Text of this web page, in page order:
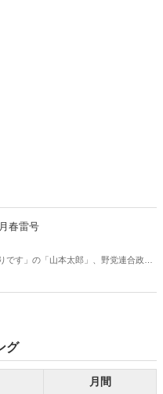
春雷号
です」の「山本太郎」、野党連合政権
、無能の帝王「習近平」、主権を守っ
告塔「森ゆうこ」、反日種族主義代表
て、重要課題を提起！読みたい記事
グ
月間